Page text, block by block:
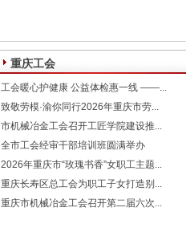
重庆工会
工会暖心护健康 公益体检惠一线 ——...
致敬劳模·渝你同行2026年重庆市劳...
市机械冶金工会召开工匠学院建设推...
全市工会经审干部培训班圆满举办
2026年重庆市“玫瑰书香”女职工主题...
重庆长寿区总工会为职工子女打造别...
重庆市机械冶金工会召开第二届六次...